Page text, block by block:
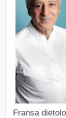
Fransa